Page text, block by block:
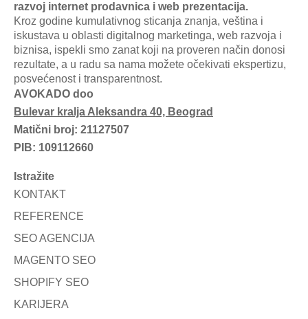
razvoj internet prodavnica i web prezentacija.
Kroz godine kumulativnog sticanja znanja, veština i
iskustava u oblasti digitalnog marketinga, web razvoja i
biznisa, ispekli smo zanat koji na proveren način donosi
rezultate, a u radu sa nama možete očekivati ekspertizu,
posvećenost i transparentnost.
AVOKADO doo
Bulevar kralja Aleksandra 40, Beograd
Matični broj: 21127507
PIB: 109112660
Istražite
KONTAKT
REFERENCE
SEO AGENCIJA
MAGENTO SEO
SHOPIFY SEO
KARIJERA